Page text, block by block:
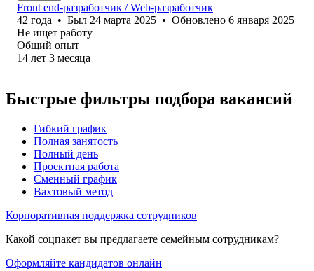
Front end-разработчик / Web-разработчик
42 года • Был 24 марта 2025 • Обновлено 6 января 2025
Не ищет работу
Общий опыт
14 лет 3 месяца
Быстрые фильтры подбора вакансий
Гибкий график
Полная занятость
Полный день
Проектная работа
Сменный график
Вахтовый метод
Корпоративная поддержка сотрудников
Какой соцпакет вы предлагаете семейным сотрудникам?
Оформляйте кандидатов онлайн